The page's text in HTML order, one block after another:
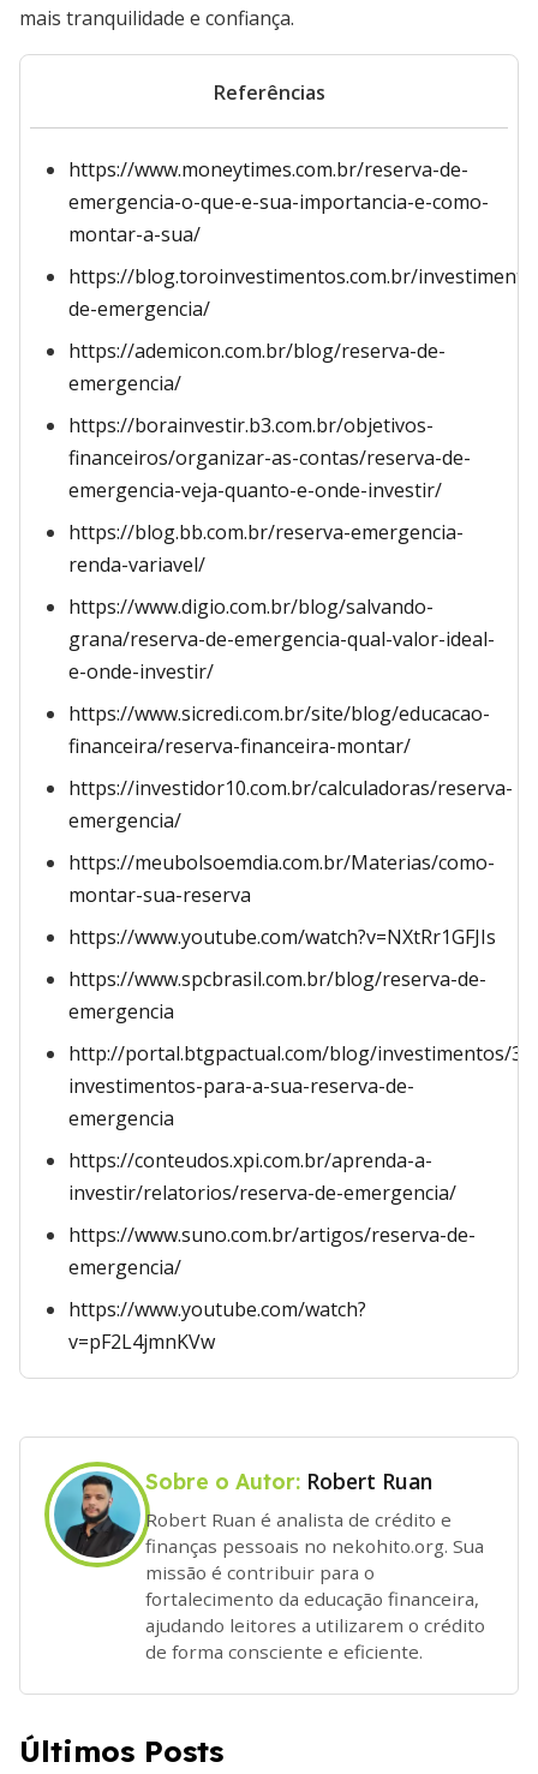
mais tranquilidade e confiança.
Referências
https://www.moneytimes.com.br/reserva-de-
emergencia-o-que-e-sua-importancia-e-como-
montar-a-sua/
https://blog.toroinvestimentos.com.br/
de-emergencia/
https://ademicon.com.br/blog/reserva-de-
emergencia/
https://borainvestir.b3.com.br/objetivos-
financeiros/organizar-as-contas/reserva-de-
emergencia-veja-quanto-e-onde-investir/
https://blog.bb.com.br/reserva-emergencia-
renda-variavel/
https://www.digio.com.br/blog/salvando-
grana/reserva-de-emergencia-qual-valor-ideal-
e-onde-investir/
https://www.sicredi.com.br/site/blog/educacao-
financeira/reserva-financeira-montar/
https://investidor10.com.br/calculadoras/reserva-
emergencia/
https://meubolsoemdia.com.br/Materias/como-
montar-sua-reserva
https://www.youtube.com/watch?v=NXtRr1GFJIs
https://www.spcbrasil.com.br/blog/reserva-de-
emergencia
http://portal.btgpactual.com/blog/investimentos/3-
investimentos-para-a-sua-reserva-de-
emergencia
https://conteudos.xpi.com.br/aprenda-a-
investir/relatorios/reserva-de-emergencia/
https://www.suno.com.br/artigos/reserva-de-
emergencia/
https://www.youtube.com/watch?
v=pF2L4jmnKVw
Sobre o Autor: Robert Ruan
Robert Ruan é analista de crédito e
finanças pessoais no nekohito.org. Sua
missão é contribuir para o
fortalecimento da educação financeira,
ajudando leitores a utilizarem o crédito
de forma consciente e eficiente.
Últimos Posts